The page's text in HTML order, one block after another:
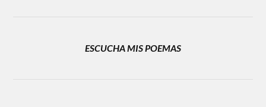
ESCUCHA MIS POEMAS